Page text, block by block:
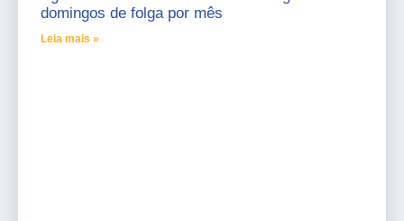
domingos de folga por mês
Leia mais »